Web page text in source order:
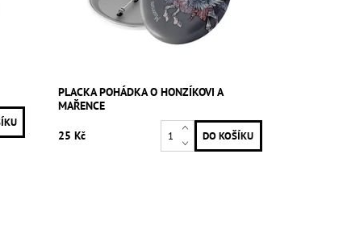
PLACKA POHÁDKA O HONZÍKOVI A
MAŘENCE
25 Kč